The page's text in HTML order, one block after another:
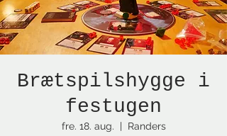
Brætspilshygge i
festugen
fre. 18. aug.
  |
Randers